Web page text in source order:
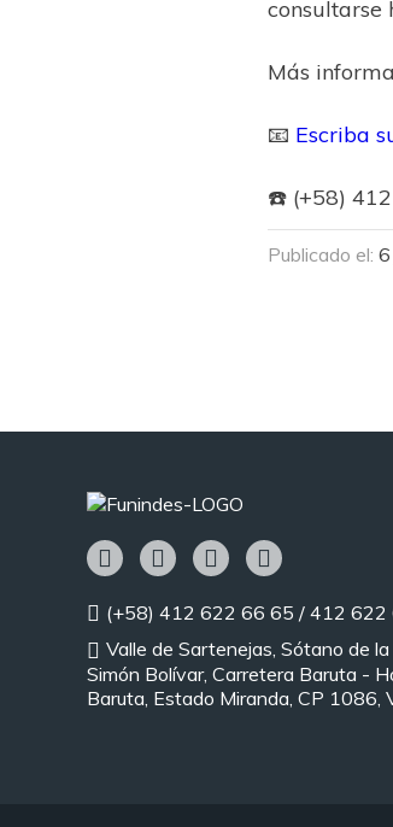
consultarse
Más
📧 Escriba
☎️ (+58)
Publicado el:
(+58) 412 622 66 65 / 412 622
Valle de Sartenejas, Sótano de
Simón Bolívar, Carretera Baruta -
Baruta, Estado Miranda, CP 1086,